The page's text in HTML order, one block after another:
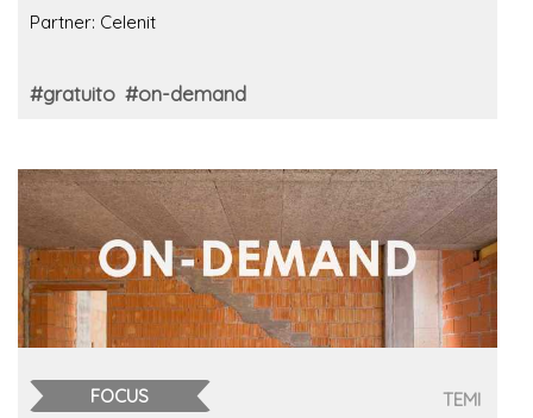
Partner: Celenit
#gratuito #on-demand
FOCUS TEMI